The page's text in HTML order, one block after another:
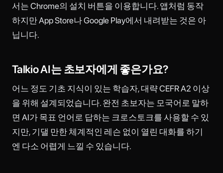
서는 Chrome의 설치 버튼을 이용합니다. 앱처럼 동작
하지만 App Store나 Google Play에서 내려받는 것은 아
닙니다.
Talkio AI는 초보자에게 좋은가요?
어느 정도 기초 지식이 있는 학습자, 대략 CEFR A2 이상
을 위해 설계되었습니다. 완전 초보자는 모국어로 말하
면 AI가 목표 언어로 답하는 크로스토크를 사용할 수 있
지만, 기댈 만한 체계적인 레슨 없이 열린 대화를 하기
엔 다소 어렵게 느낄 수 있습니다.